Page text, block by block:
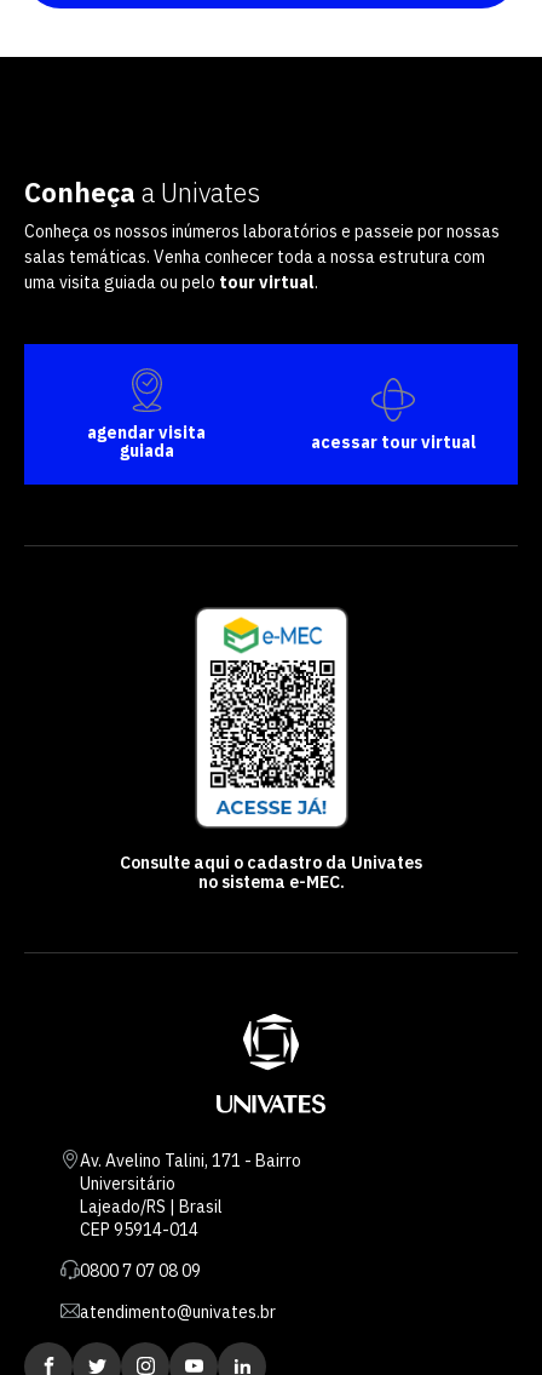
Conheça a Univates
Conheça os nossos inúmeros laboratórios e passeie por nossas
salas temáticas. Venha conhecer toda a nossa estrutura com
uma visita guiada ou pelo tour virtual.
agendar visita
guiada
acessar tour virtual
Consulte aqui o cadastro da Univates
no sistema e-MEC.
Av. Avelino Talini, 171 - Bairro
Universitário
Lajeado/RS | Brasil
CEP 95914-014
0800 7 07 08 09
atendimento@univates.br